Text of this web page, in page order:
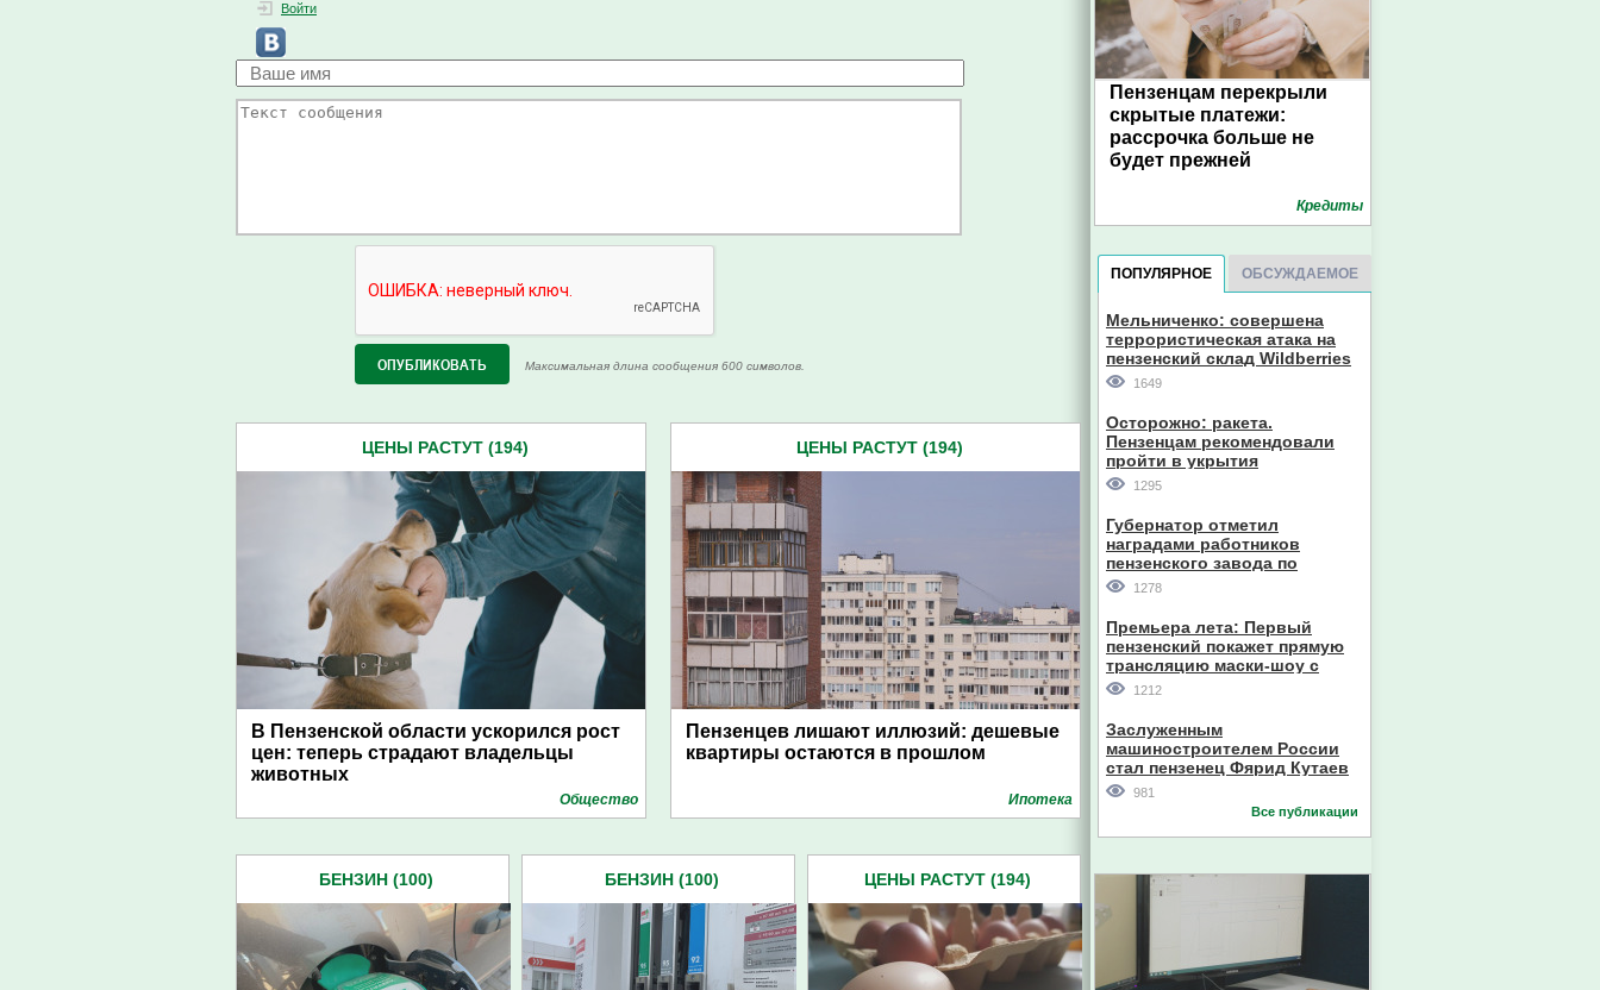
Войти
Максимальная длина сообщения 600 символов.
ЦЕНЫ РАСТУТ (194)
В Пензенской области ускорился рост
цен: теперь страдают владельцы
животных
Общество
ЦЕНЫ РАСТУТ (194)
Пензенцев лишают иллюзий: дешевые
квартиры остаются в прошлом
Ипотека
БЕНЗИН (100) БЕНЗИН (100) ЦЕНЫ РАСТУТ (194)
Пензенцам перекрыли
скрытые платежи:
рассрочка больше не
будет прежней
Кредиты
ПОПУЛЯРНОЕ ОБСУЖДАЕМОЕ
Мельниченко: совершена
террористическая атака на
пензенский склад Wildberries
1649
Осторожно: ракета.
Пензенцам рекомендовали
пройти в укрытия
1295
Губернатор отметил
наградами работников
пензенского завода по
производству станков
1278
Премьера лета: Первый
пензенский покажет прямую
трансляцию маски-шоу с
участием компании из Южной
1212
Заслуженным
машиностроителем России
стал пензенец Фярид Кутаев
981
Все публикации